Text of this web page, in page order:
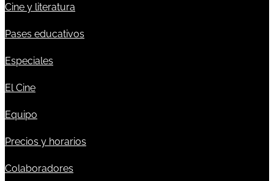
Cine y literatura
Pases educativos
Especiales
El Cine
Equipo
Precios y horarios
Colaboradores